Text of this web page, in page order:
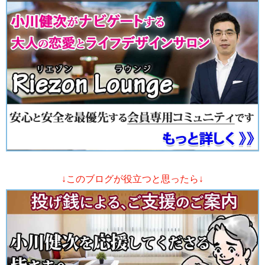
↓このブログが役立つと思ったら↓